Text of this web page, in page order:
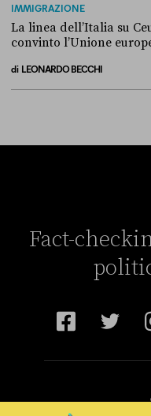
IMMIGRAZIONE
La linea dell’Italia su
convinto l’Unione
di LEONARDO BECCHI
Fact-